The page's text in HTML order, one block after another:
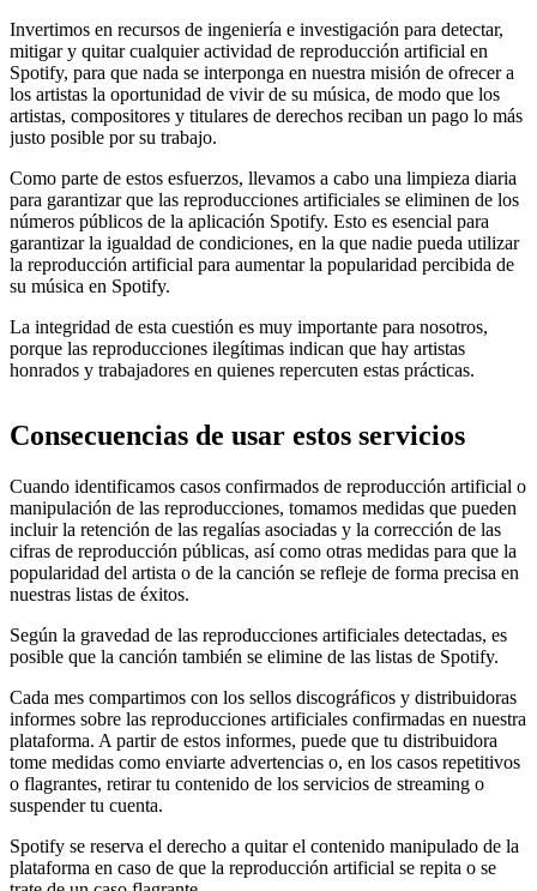
Invertimos en recursos de ingeniería e investigación para detectar,
mitigar y quitar cualquier actividad de reproducción artificial en
Spotify, para que nada se interponga en nuestra misión de ofrecer a
los artistas la oportunidad de vivir de su música, de modo que los
artistas, compositores y titulares de derechos reciban un pago lo más
justo posible por su trabajo.
Como parte de estos esfuerzos, llevamos a cabo una limpieza diaria
para garantizar que las reproducciones artificiales se eliminen de los
números públicos de la aplicación Spotify. Esto es esencial para
garantizar la igualdad de condiciones, en la que nadie pueda utilizar
la reproducción artificial para aumentar la popularidad percibida de
su música en Spotify.
La integridad de esta cuestión es muy importante para nosotros,
porque las reproducciones ilegítimas indican que hay artistas
honrados y trabajadores en quienes repercuten estas prácticas.
Consecuencias de usar estos servicios
Cuando identificamos casos confirmados de reproducción artificial o
manipulación de las reproducciones, tomamos medidas que pueden
incluir la retención de las regalías asociadas y la corrección de las
cifras de reproducción públicas, así como otras medidas para que la
popularidad del artista o de la canción se refleje de forma precisa en
nuestras listas de éxitos.
Según la gravedad de las reproducciones artificiales detectadas, es
posible que la canción también se elimine de las listas de Spotify.
Cada mes compartimos con los sellos discográficos y distribuidoras
informes sobre las reproducciones artificiales confirmadas en nuestra
plataforma. A partir de estos informes, puede que tu distribuidora
tome medidas como enviarte advertencias o, en los casos repetitivos
o flagrantes, retirar tu contenido de los servicios de streaming o
suspender tu cuenta.
Spotify se reserva el derecho a quitar el contenido manipulado de la
plataforma en caso de que la reproducción artificial se repita o se